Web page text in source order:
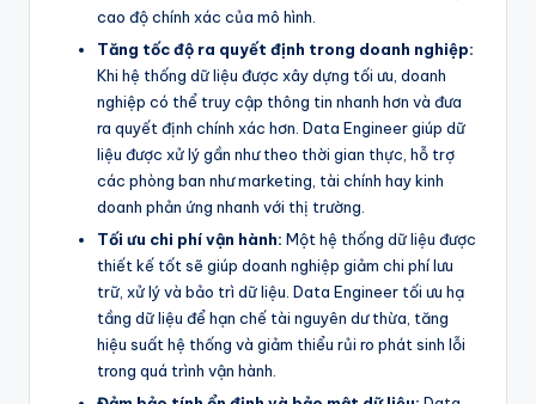
cao độ chính xác của mô hình.
Tăng tốc độ ra quyết định trong doanh nghiệp:
Khi hệ thống dữ liệu được xây dựng tối ưu, doanh
nghiệp có thể truy cập thông tin nhanh hơn và đưa
ra quyết định chính xác hơn. Data Engineer giúp dữ
liệu được xử lý gần như theo thời gian thực, hỗ trợ
các phòng ban như marketing, tài chính hay kinh
doanh phản ứng nhanh với thị trường.
Tối ưu chi phí vận hành: Một hệ thống dữ liệu được
thiết kế tốt sẽ giúp doanh nghiệp giảm chi phí lưu
trữ, xử lý và bảo trì dữ liệu. Data Engineer tối ưu hạ
tầng dữ liệu để hạn chế tài nguyên dư thừa, tăng
hiệu suất hệ thống và giảm thiểu rủi ro phát sinh lỗi
trong quá trình vận hành.